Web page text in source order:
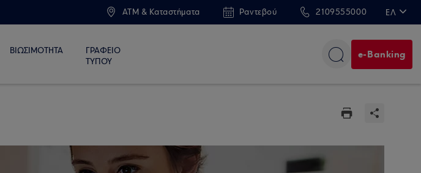
ATM & Καταστήματα Ραντεβού 2109555000 ΕΛ
ΒΙΩΣΙΜΟΤΗΤΑ
ΓΡΑΦΕΙΟ
ΤΥΠΟΥ
e-Banking